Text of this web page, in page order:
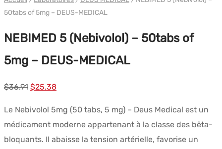
50tabs of 5mg – DEUS-MEDICAL
NEBIMED 5 (Nebivolol) – 50tabs of
5mg – DEUS-MEDICAL
$36.91 Le
$25.38Le
actuel
Le Nebivolol 5mg (50 tabs, 5 mg) – Deus Medical est un
médicament moderne appartenant à la classe des bêta-
bloquants. Il abaisse la tension artérielle, favorise un